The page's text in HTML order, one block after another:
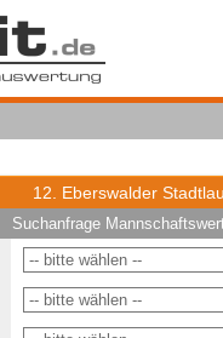
12. Eberswalder
Suchanfrage